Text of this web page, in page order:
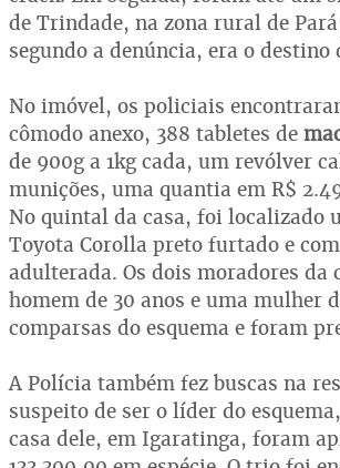
de Trindade, na zona rural de
segundo a denúncia, era o destino
No imóvel, os policiais
cômodo anexo, 388 tabletes de
de 900g a 1kg cada, um revólver
munições, uma quantia em R$
No quintal da casa, foi localizado
Toyota Corolla preto furtado e
adulterada. Os dois moradores da
homem de 30 anos e uma mulher
comparsas do esquema e foram
A Polícia também fez buscas na
suspeito de ser o líder do
casa dele, em Igaratinga, foram